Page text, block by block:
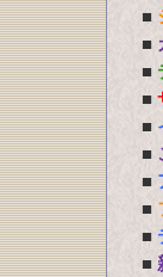
■
■
■
■
■
■
■
■
■
■